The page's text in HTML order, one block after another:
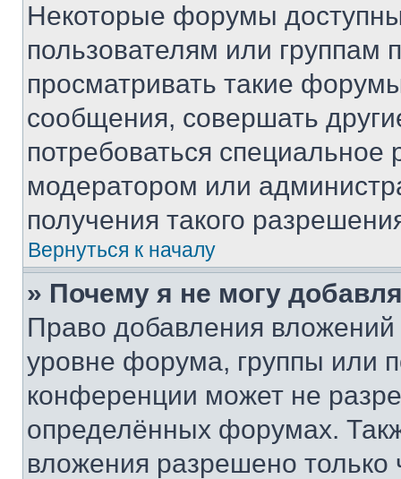
Некоторые форумы
пользователям или группам
просматривать такие
сообщения, совершать
потребоваться
модератором или
получения такого
Вернуться к началу
» Почему я не могу
Право добавления
уровне форума, группы или
конференции может не
определённых форумах.
вложения разрешено